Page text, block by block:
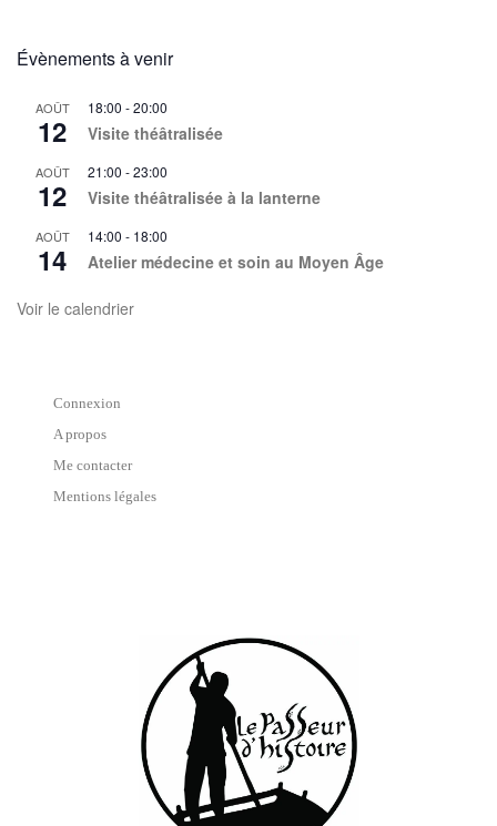
Évènements à venir
AOÛT
12
18:00 -20:00
Visite théâtralisée
AOÛT
12
21:00 -23:00
Visite théâtralisée à la lanterne
AOÛT
14
14:00 - 18:00
Atelier médecine et soin au Moyen Âge
Voir le calendrier
Connexion
A propos
Me contacter
Mentions légales